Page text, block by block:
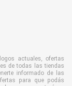
actuales, ofertas
de todas las tiendas
informado de las
para que podás